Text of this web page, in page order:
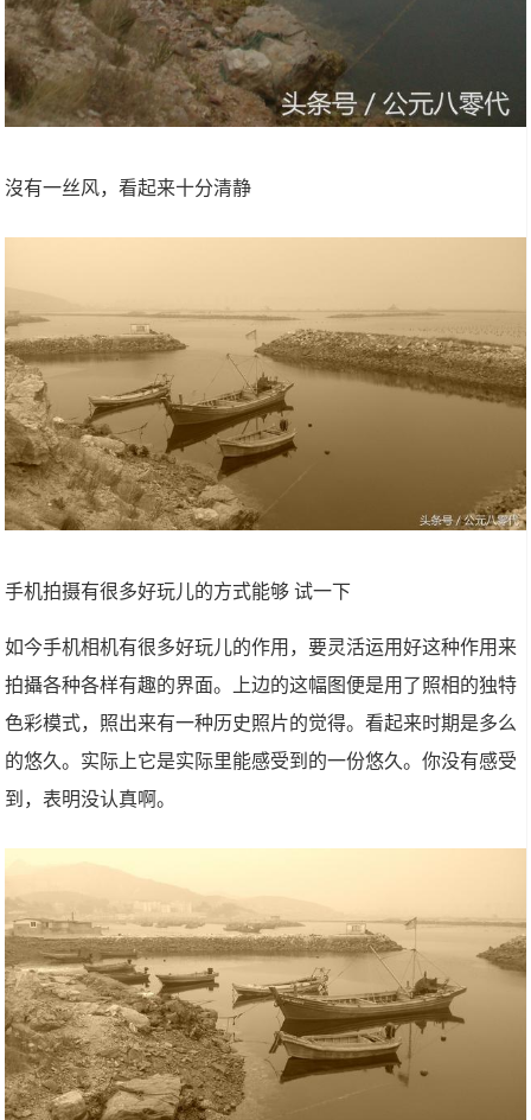
沒有一丝风，看起来十分清静
手机拍摄有很多好玩儿的方式能够 试一下
如今手机相机有很多好玩儿的作用，要灵活运用好这种作用来
拍攝各种各样有趣的界面。上边的这幅图便是用了照相的独特
色彩模式，照出来有一种历史照片的觉得。看起来时期是多么
的悠久。实际上它是实际里能感受到的一份悠久。你没有感受
到，表明没认真啊。